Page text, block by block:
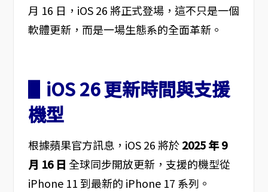
月 16 日，iOS 26 將正式登場，這不只是一個
軟體更新，而是一場生態系的全面革新。
▋iOS 26 更新時間與支援
機型
根據蘋果官方訊息，iOS 26 將於2025 年 9
月 16 日 全球同步開放更新，支援的機型從
iPhone 11 到最新的 iPhone 17 系列。